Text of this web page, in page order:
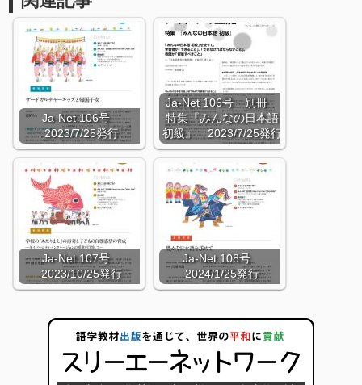
Ja-Net 106号
2023/7/25発行
Ja-Net 106号 別冊
特集『みんなの日本語
初級』 2023/7/25発行
Ja-Net 107号
2023/10/25発行
Ja-Net 108号
2024/1/25発行